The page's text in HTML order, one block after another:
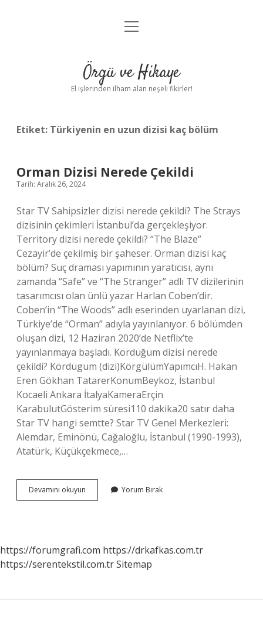
Anasayfa
Yasal Uyarı
menüyü
Örgü ve Hikaye
El işlerinden ilham alan neşeli fikirler!
Etiket: Türkiyenin en uzun dizisi kaç bölüm
Orman Dizisi Nerede Çekildi
Tarih: Aralık 26, 2024
Star TV Sahipsizler dizisi nerede çekildi? The Strays
dizisinin çekimleri İstanbul’da gerçekleşiyor.
Territory dizisi nerede çekildi? “The Blaze”
Cezayir’de çekilmiş bir şaheser. Orman dizisi kaç
bölüm? Suç draması yapımının yaratıcısı, aynı
zamanda “Safe” ve “The Stranger” adlı TV dizilerinin
tasarımcısı olan ünlü yazar Harlan Coben’dir.
Coben’in “The Woods” adlı eserinden uyarlanan dizi,
Türkiye’de “Orman” adıyla yayınlanıyor. 6 bölümden
oluşan dizi, 12 Haziran 2020’de Netflix’te
yayınlanmaya başladı. Kördüğüm dizisi nerede
çekildi? Kördügum (dizi)KörgülümYapımcıH. Hakan
Eren Gökhan TatarerKonumBeykoz, İstanbul
Kocaeli Ankara İtalyaKameraErçin
KarabulutGösterim süresi110 dakika20 satır daha
Star TV hangi semtte? Star TV Genel Merkezleri:
Alemdar, Eminönü, Cağaloğlu, İstanbul (1990-1993),
Atatürk, Küçükçekmece,…
Devamını okuyun
Dizisi
Yorum Bırak
https://forumgrafi.com https://drkafkas.com.tr
https://serentekstil.com.trSitemap